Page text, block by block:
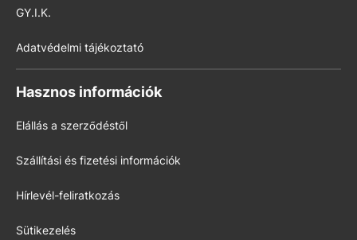
GY.I.K.
Adatvédelmi tájékoztató
Hasznos információk
Elállás a szerződéstől
Szállítási és fizetési információk
Hírlevél-feliratkozás
Sütikezelés